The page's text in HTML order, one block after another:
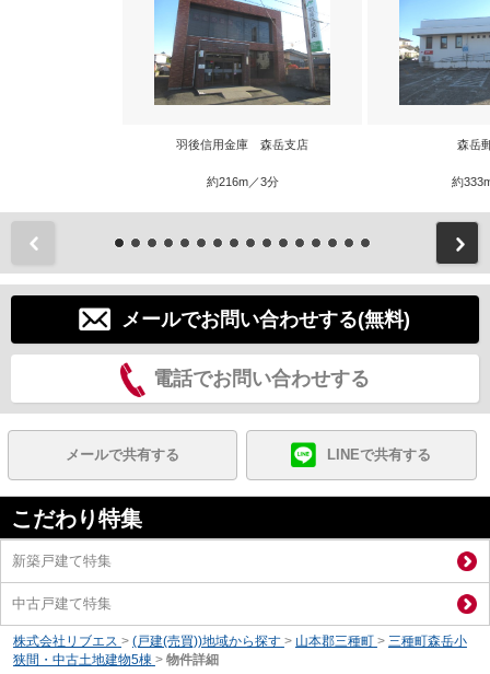
羽後信用金庫 森岳支店
約216m／3分
森岳
約
メールでお問い合わせする(無料)
電話でお問い合わせする
メールで共有する LINEで共有する
こだわり特集
新築戸建て特集
中古戸建て特集
株式会社リブエス > (戸建(売買))地域から探す > 山本郡三種町 > 三種町森岳小
狭間・中古土地建物5棟 > 物件詳細